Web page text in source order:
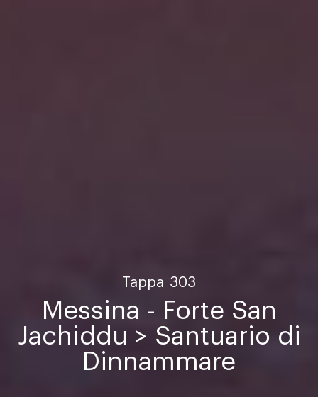
Tappa 303
Messina - Forte San
Jachiddu > Santuario di
Dinnammare